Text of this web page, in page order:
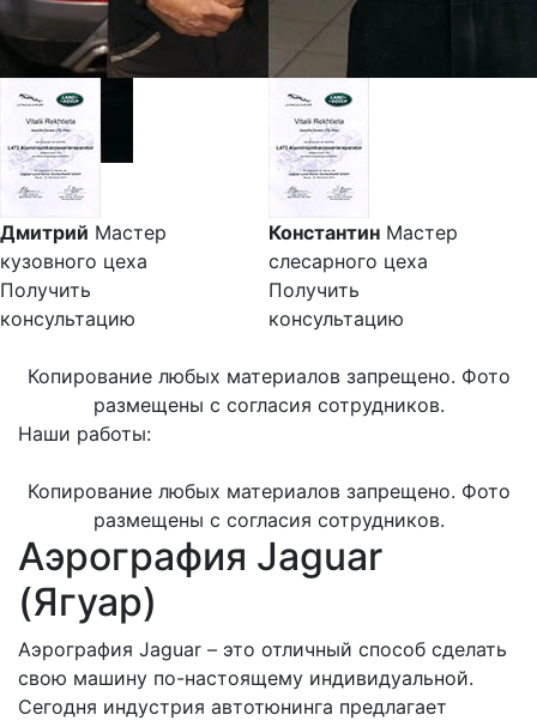
Дмитрий Мастер
кузовного цеха
Получить
консультацию
Константин Мастер
слесарного цеха
Получить
консультацию
Копирование любых материалов запрещено. Фото
размещены с согласия сотрудников.
Наши работы:
Копирование любых материалов запрещено. Фото
размещены с согласия сотрудников.
Аэрография Jaguar
(Ягуар)
Аэрография Jaguar – это отличный способ сделать
свою машину по-настоящему индивидуальной.
Сегодня индустрия автотюнинга предлагает